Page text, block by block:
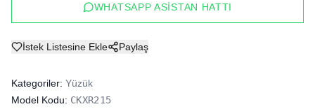
WHATSAPP ASISTAN HATTI
İstek Listesine Ekle Paylaş
Kategoriler: Yüzük
Model Kodu: CKXR215